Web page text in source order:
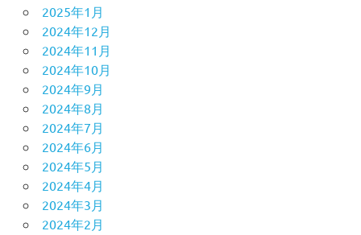
2025年1月
2024年12月
2024年11月
2024年10月
2024年9月
2024年8月
2024年7月
2024年6月
2024年5月
2024年4月
2024年3月
2024年2月